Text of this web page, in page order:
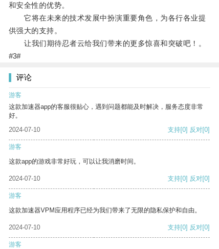
和安全性的优势。
它将在未来的技术发展中扮演重要角色，为各行各业提
供强大的支持。
让我们期待忍者云给我们带来的更多惊喜和突破吧！。
#3#
评论
游客
这款加速器app的客服很贴心，遇到问题都能及时解决，服务态度非常
好。
2024-07-10
支持[0] 反对[0]
游客
这款app的游戏非常好玩，可以让我消磨时间。
2024-07-10 支持[0] 反对[0]
游客
这款加速器VPM应用程序已经为我们带来了无限的隐私保护和自由。
2024-07-10 支持[0] 反对[0]
游客